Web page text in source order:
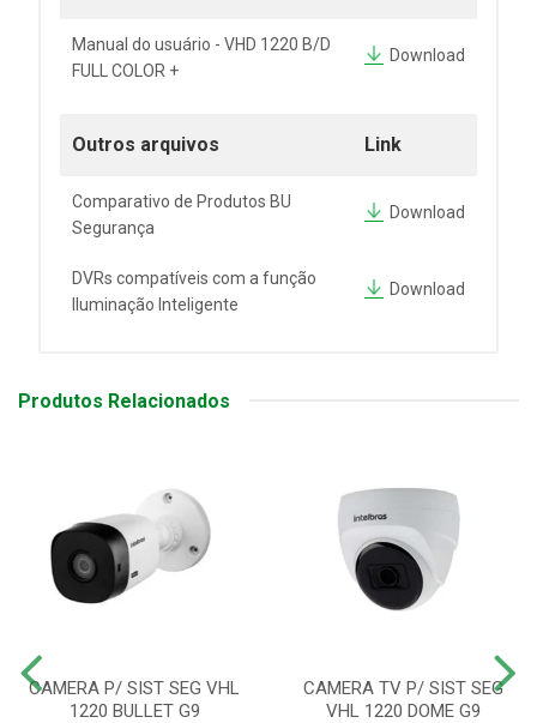
Manual do usuário - VHD 1220 B/D
FULL COLOR +
Download
Outros arquivos Link
Comparativo de Produtos BU
Segurança
Download
DVRs compatíveis com a função
Iluminação Inteligente
Download
Produtos Relacionados
CAMERA P/ SIST SEG VHL
1220 BULLET G9
CAMERA TV P/ SIST SEG
VHL 1220 DOME G9